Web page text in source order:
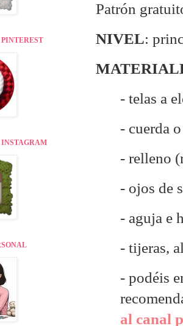
Patrón
NIVEL:
- telas a
- cuerda
- relleno
- ojos de
- aguja e
- tijeras,
- podéis
al canal